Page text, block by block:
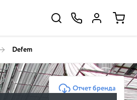
Defem
Отчет бренда